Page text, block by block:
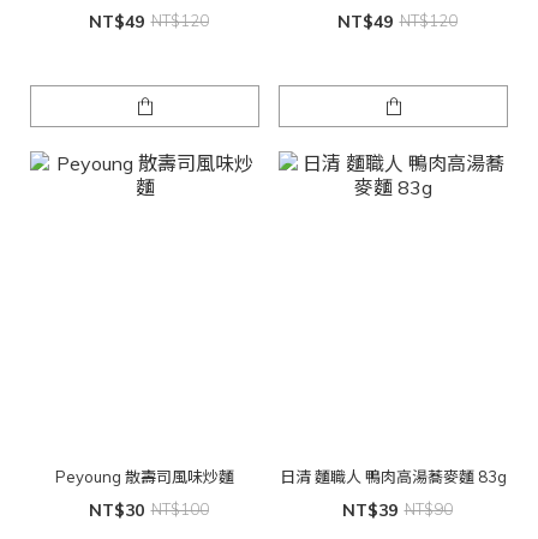
NT$49 NT$120 NT$49 NT$120
Peyoung 散壽司風味炒麵
NT$30 NT$100
日清 麵職人 鴨肉高湯蕎麥麵 83g
NT$39 NT$90